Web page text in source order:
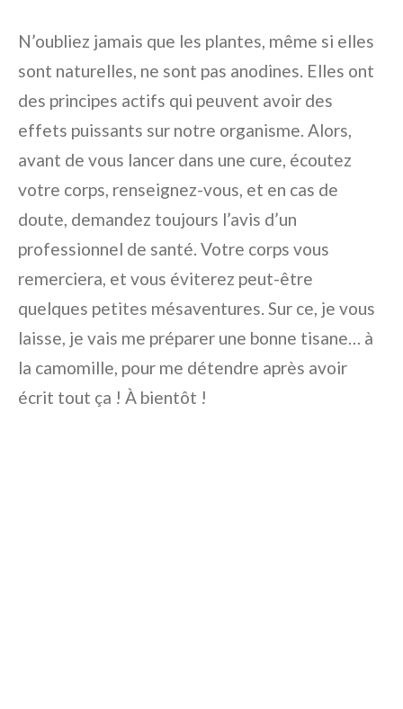
N’oubliez jamais que les plantes, même si elles
sont naturelles, ne sont pas anodines. Elles ont
des principes actifs qui peuvent avoir des
effets puissants sur notre organisme. Alors,
avant de vous lancer dans une cure, écoutez
votre corps, renseignez-vous, et en cas de
doute, demandez toujours l’avis d’un
professionnel de santé. Votre corps vous
remerciera, et vous éviterez peut-être
quelques petites mésaventures. Sur ce, je vous
laisse, je vais me préparer une bonne tisane… à
la camomille, pour me détendre après avoir
écrit tout ça ! À bientôt !